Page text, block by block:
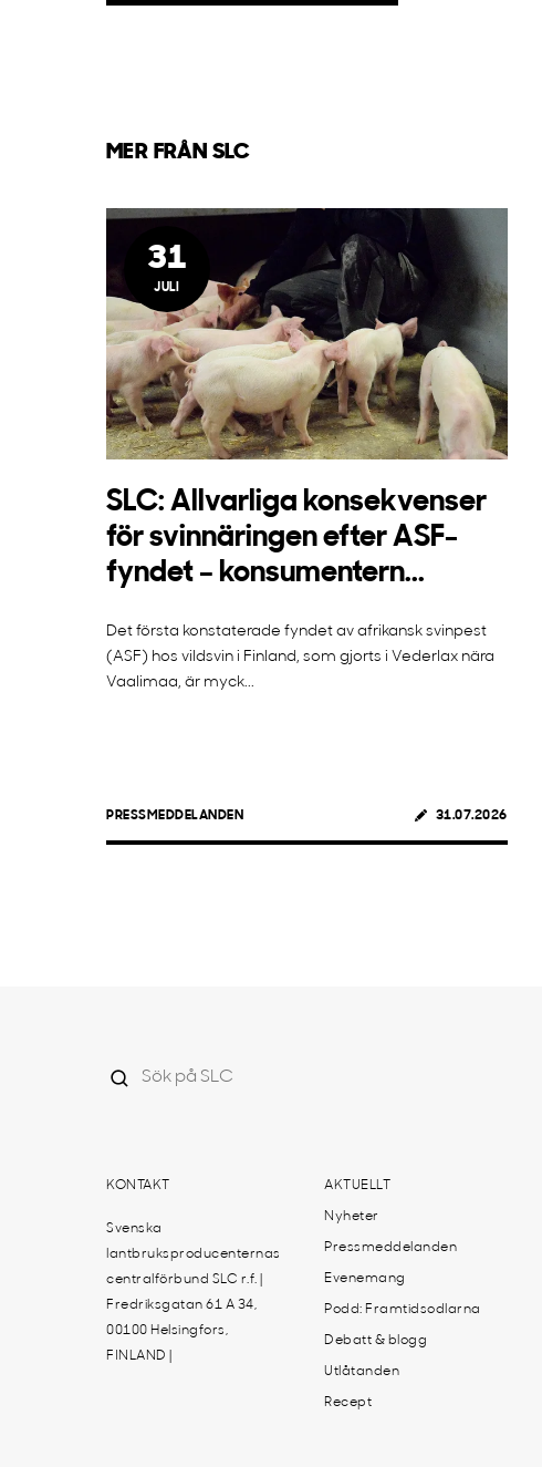
MER FRÅN SLC
31
JULI
SLC: Allvarliga konsekvenser
för svinnäringen efter ASF-
fyndet – konsumentern...
Det första konstaterade fyndet av afrikansk svinpest
(ASF) hos vildsvin i Finland, som gjorts i Vederlax nära
Vaalimaa, är myck...
PRESSMEDDELANDEN 31.07.2026
KONTAKT
Svenska
lantbruksproducenternas
centralförbund SLC r.f. |
Fredriksgatan 61 A 34,
00100 Helsingfors,
FINLAND |
AKTUELLT
Nyheter
Pressmeddelanden
Evenemang
Podd: Framtidsodlarna
Debatt & blogg
Utlåtanden
Recept